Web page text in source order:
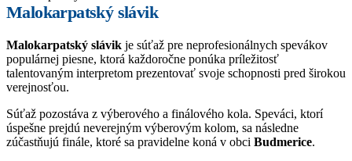
Malokarpatský slávik
Malokarpatský slávik je súťaž pre neprofesionálnych spevákov
populárnej piesne, ktorá každoročne ponúka príležitosť
talentovaným interpretom prezentovať svoje schopnosti pred širokou
verejnosťou.
Súťaž pozostáva z výberového a finálového kola. Speváci, ktorí
úspešne prejdú neverejným výberovým kolom, sa následne
zúčastňujú finále, ktoré sa pravidelne koná v obci Budmerice.